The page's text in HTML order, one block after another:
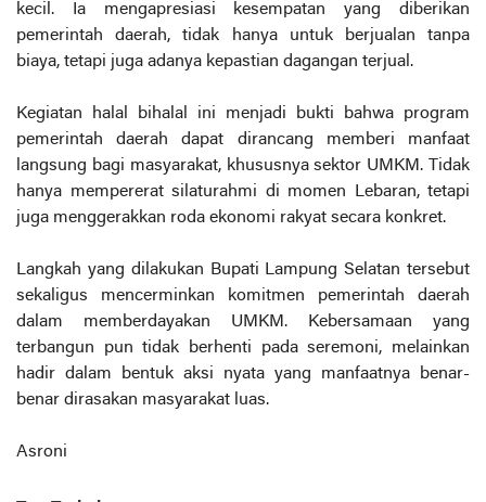
kecil. Ia mengapresiasi kesempatan yang diberikan
pemerintah daerah, tidak hanya untuk berjualan tanpa
biaya, tetapi juga adanya kepastian dagangan terjual.
Kegiatan halal bihalal ini menjadi bukti bahwa program
pemerintah daerah dapat dirancang memberi manfaat
langsung bagi masyarakat, khususnya sektor UMKM. Tidak
hanya mempererat silaturahmi di momen Lebaran, tetapi
juga menggerakkan roda ekonomi rakyat secara konkret.
Langkah yang dilakukan Bupati Lampung Selatan tersebut
sekaligus mencerminkan komitmen pemerintah daerah
dalam memberdayakan UMKM. Kebersamaan yang
terbangun pun tidak berhenti pada seremoni, melainkan
hadir dalam bentuk aksi nyata yang manfaatnya benar-
benar dirasakan masyarakat luas.
Asroni